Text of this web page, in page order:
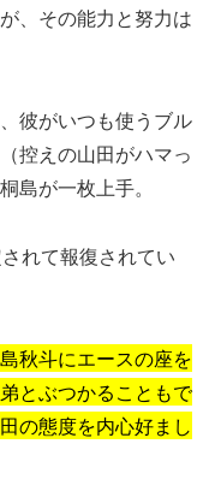
、その能力と努力は
彼がいつも使うブル
控えの山田がハマっ
島が一枚上手。
れて報復されてい
秋斗にエースの座を
とぶつかることもで
の態度を内心好まし